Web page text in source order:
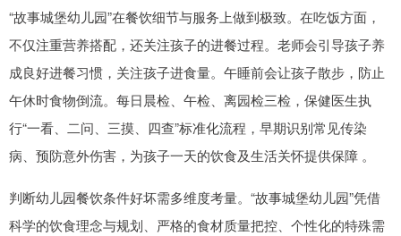
“故事城堡幼儿园”在餐饮细节与服务上做到极致。在吃饭方面，
不仅注重营养搭配，还关注孩子的进餐过程。老师会引导孩子养
成良好进餐习惯，关注孩子进食量。午睡前会让孩子散步，防止
午休时食物倒流。每日晨检、午检、离园检三检，保健医生执
行“一看、二问、三摸、四查”标准化流程，早期识别常见传染
病、预防意外伤害，为孩子一天的饮食及生活关怀提供保障 。
判断幼儿园餐饮条件好坏需多维度考量。“故事城堡幼儿园”凭借
科学的饮食理念与规划、严格的食材质量把控、个性化的特殊需